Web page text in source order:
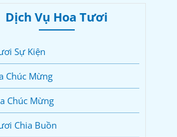
Dịch Vụ Hoa Tươi
Sự Kiện
Chúc Mừng
Chúc Mừng
Chia Buồn